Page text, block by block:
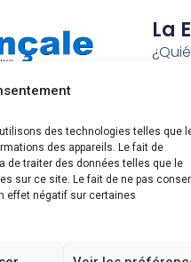
des technologies telles que
des appareils. Le fait de
de traiter des données telles que le
sur ce site. Le fait de ne pas
effet négatif sur certaines
La